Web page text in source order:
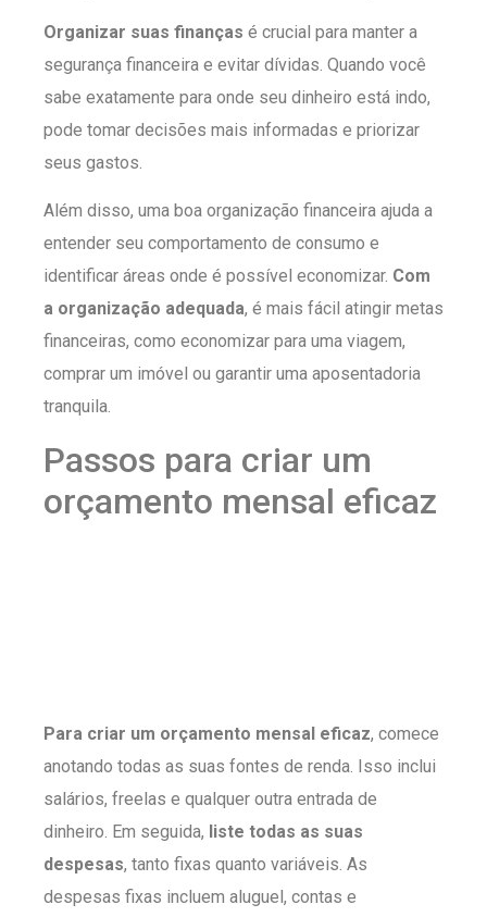
Organizar suas finanças é crucial para manter a
segurança financeira e evitar dívidas. Quando você
sabe exatamente para onde seu dinheiro está indo,
pode tomar decisões mais informadas e priorizar
seus gastos.
Além disso, uma boa organização financeira ajuda a
entender seu comportamento de consumo e
identificar áreas onde é possível economizar. Com
a organização adequada, é mais fácil atingir metas
financeiras, como economizar para uma viagem,
comprar um imóvel ou garantir uma aposentadoria
tranquila.
Passos para criar um
orçamento mensal eficaz
Para criar um orçamento mensal eficaz, comece
anotando todas as suas fontes de renda. Isso inclui
salários, freelas e qualquer outra entrada de
dinheiro. Em seguida, liste todas as suas
despesas, tanto fixas quanto variáveis. As
despesas fixas incluem aluguel, contas e